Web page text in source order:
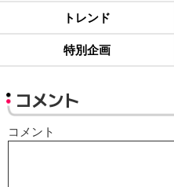
トレンド
特別企画
コメント
コメント